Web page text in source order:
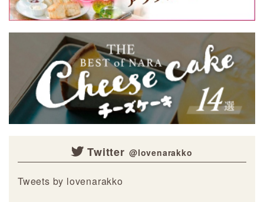
Twitter
Tweets by lovenarakko